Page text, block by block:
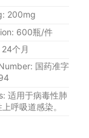
200mg
600瓶/件
个月
国药准字
适用于病毒性肺
呼吸道感染。